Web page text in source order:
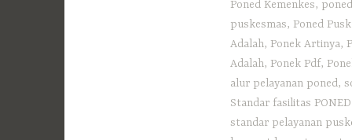
Poned Kemenkes,
puskesmas, Poned
Adalah, Ponek Artinya,
Adalah, Ponek Pdf,
alur pelayanan poned,
Standar fasilitas PONED
standar pelayanan